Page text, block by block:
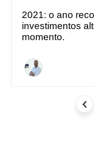
2021: o ano
investimentos
momento.